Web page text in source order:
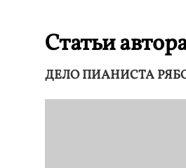
Статьи
ДЕЛО ПИАНИСТА